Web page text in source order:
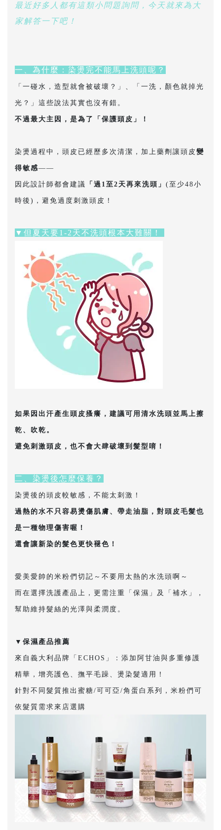
最近好多人都有這類小問題詢問，今天就來為大
家解答一下吧！
一、為什麼：染燙完不能馬上洗頭呢？
「一碰水，造型就會被破壞？」、「一洗，顏色就掉光
光？」這些說法其實也沒有錯。
不過最大主因，是為了「保護頭皮」！
染燙過程中，頭皮已經歷多次清潔，加上藥劑讓頭皮 變
得敏感——
因此設計師都會建議 「過1至2天再來洗頭」 (至少48小
時後)，避免過度刺激頭皮！
▼但夏天要1-2天不洗頭根本大難關！
如果因出汗產生頭皮搔癢，建議可用清水洗頭並馬上擦
乾、吹乾。
避免刺激頭皮，也不會大肆破壞到髮型唷！
二、染燙後怎麼保養？
染燙後的頭皮較敏感，不能太刺激！
過熱的水不只容易燙傷肌膚、帶走油脂，對頭皮毛髮也
是一種物理傷害喔！
還會讓新染的髮色更快褪色！
愛美愛帥的米粉們切記～不要用太熱的水洗頭啊～
而在選擇洗護產品上，更需注重「保濕」及「補水」，
幫助維持髮絲的光澤與柔潤度。
▼保濕產品推薦
來自義大利品牌「ECHOS」：添加阿甘油與多重修護
精華，增亮護色、撫平毛躁、燙染髮適用！
針對不同髮質推出蜜糖/可可亞/角蛋白系列，米粉們可
依髮質需求來店選購